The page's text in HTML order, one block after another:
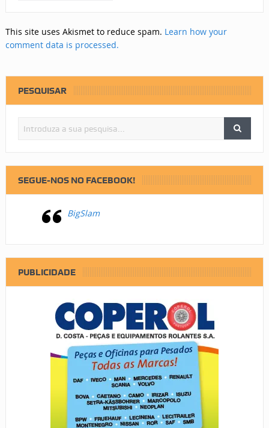
This site uses Akismet to reduce spam. Learn how your
comment data is processed.
PESQUISAR
SEGUE-NOS NO FACEBOOK!
BigSlam
PUBLICIDADE